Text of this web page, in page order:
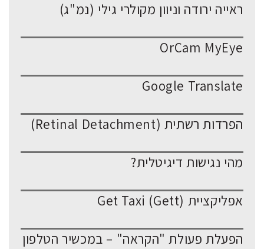
ראייה ירודה וניוון מקולרי גילי (נמ"ג)
OrCam MyEye
Google Translate
הפרדות רשתית (Retinal Detachment)
מהי נגישות דיגיטלית?
אפליקציית Get Taxi (Gett)
הפעלת פעולת "הקראה" – במכשיר הטלפון